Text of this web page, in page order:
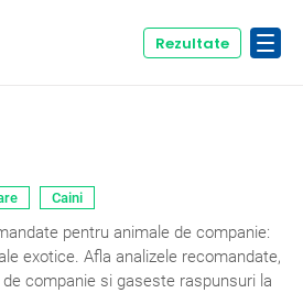
Rezultate
Caini
pentru animale de companie:
exotice. Afla analizele recomandate,
companie si gaseste raspunsuri la